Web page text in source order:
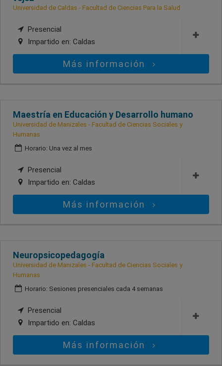
Universidad de Caldas - Facultad de Ciencias Para la Salud
Presencial
Impartido en: Caldas
Más información
Maestría en Educación y Desarrollo humano
Universidad de Manizales - Facultad de Ciencias Sociales y
Humanas
Horario: Una vez al mes
Presencial
Impartido en: Caldas
Más información
Neuropsicopedagogía
Universidad de Manizales - Facultad de Ciencias Sociales y
Humanas
Horario: Sesiones presenciales cada 4 semanas
Presencial
Impartido en: Caldas
Más información